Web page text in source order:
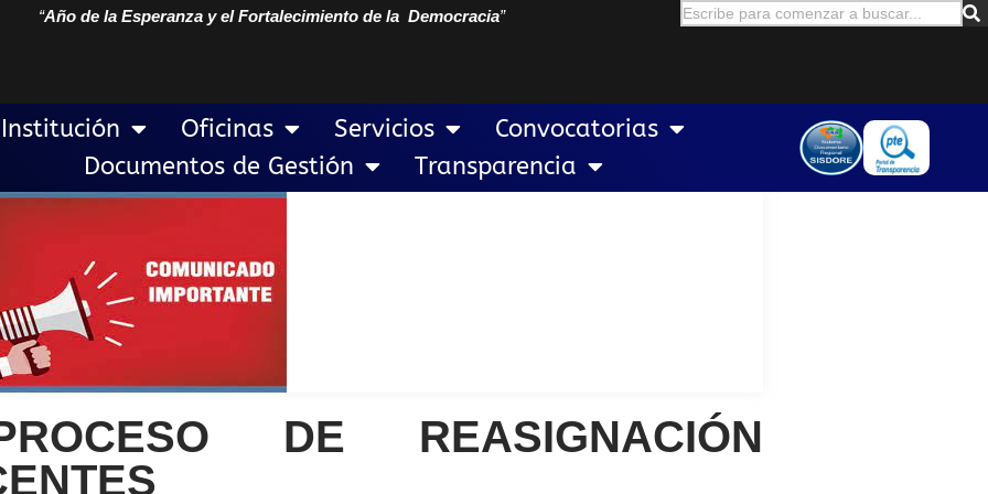
“Año de la Esperanza y el Fortalecimiento de la Democracia”
Institución Oficinas Servicios
Convocatorias
Documentos de Gestión
Transparencia
DE REASIGNACIÓN